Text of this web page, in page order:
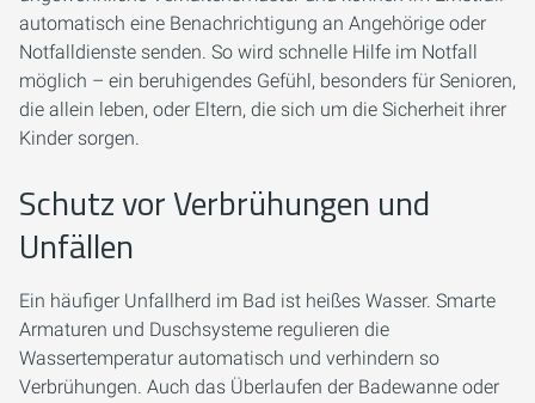
automatisch eine Benachrichtigung an Angehörige oder
Notfalldienste senden. So wird schnelle Hilfe im Notfall
möglich – ein beruhigendes Gefühl, besonders für Senioren,
die allein leben, oder Eltern, die sich um die Sicherheit ihrer
Kinder sorgen.
Schutz vor Verbrühungen und
Unfällen
Ein häufiger Unfallherd im Bad ist heißes Wasser. Smarte
Armaturen und Duschsysteme regulieren die
Wassertemperatur automatisch und verhindern so
Verbrühungen. Auch das Überlaufen der Badewanne oder